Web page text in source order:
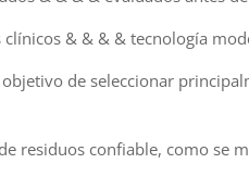
& & & & tecnología
de seleccionar
residuos confiable, como se